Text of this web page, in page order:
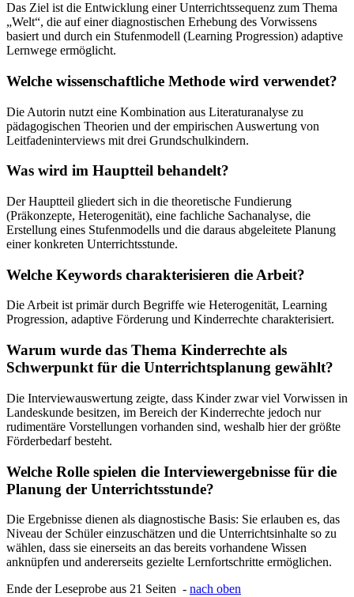
Das Ziel ist die Entwicklung einer Unterrichtssequenz zum Thema
„Welt“, die auf einer diagnostischen Erhebung des Vorwissens
basiert und durch ein Stufenmodell (Learning Progression) adaptive
Lernwege ermöglicht.
Welche wissenschaftliche Methode wird verwendet?
Die Autorin nutzt eine Kombination aus Literaturanalyse zu
pädagogischen Theorien und der empirischen Auswertung von
Leitfadeninterviews mit drei Grundschulkindern.
Was wird im Hauptteil behandelt?
Der Hauptteil gliedert sich in die theoretische Fundierung
(Präkonzepte, Heterogenität), eine fachliche Sachanalyse, die
Erstellung eines Stufenmodells und die daraus abgeleitete Planung
einer konkreten Unterrichtsstunde.
Welche Keywords charakterisieren die Arbeit?
Die Arbeit ist primär durch Begriffe wie Heterogenität, Learning
Progression, adaptive Förderung und Kinderrechte charakterisiert.
Warum wurde das Thema Kinderrechte als
Schwerpunkt für die Unterrichtsplanung gewählt?
Die Interviewauswertung zeigte, dass Kinder zwar viel Vorwissen in
Landeskunde besitzen, im Bereich der Kinderrechte jedoch nur
rudimentäre Vorstellungen vorhanden sind, weshalb hier der größte
Förderbedarf besteht.
Welche Rolle spielen die Interviewergebnisse für die
Planung der Unterrichtsstunde?
Die Ergebnisse dienen als diagnostische Basis: Sie erlauben es, das
Niveau der Schüler einzuschätzen und die Unterrichtsinhalte so zu
wählen, dass sie einerseits an das bereits vorhandene Wissen
anknüpfen und andererseits gezielte Lernfortschritte ermöglichen.
Ende der Leseprobe aus 21 Seiten - nach oben